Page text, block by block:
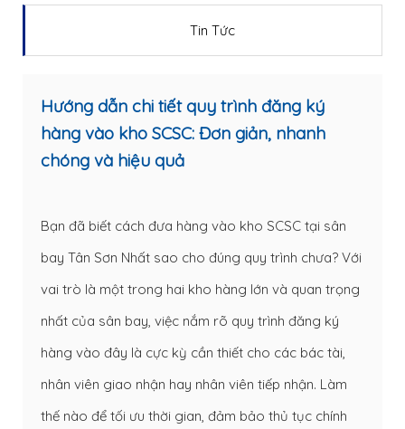
Tin Tức
Hướng dẫn chi tiết quy trình đăng ký
hàng vào kho SCSC: Đơn giản, nhanh
chóng và hiệu quả
Bạn đã biết cách đưa hàng vào kho SCSC tại sân
bay Tân Sơn Nhất sao cho đúng quy trình chưa? Với
vai trò là một trong hai kho hàng lớn và quan trọng
nhất của sân bay, việc nắm rõ quy trình đăng ký
hàng vào đây là cực kỳ cần thiết cho các bác tài,
nhân viên giao nhận hay nhân viên tiếp nhận. Làm
thế nào để tối ưu thời gian, đảm bảo thủ tục chính